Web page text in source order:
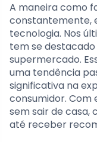
A maneira como
constantemente,
tecnologia. Nos
tem se
supermercado.
uma tendência
significativa na
consumidor. Com
sem sair de
até receber